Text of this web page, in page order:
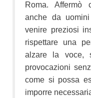
Roma. Affermò
anche da
venire preziosi
rispettare una
alzare la voce,
provocazioni
come si possa
imporre